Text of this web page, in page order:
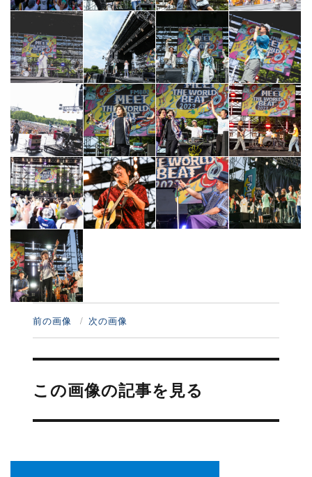
前の画像 次の画像
投
ナ
ビ
ー
この画像の記事を見る